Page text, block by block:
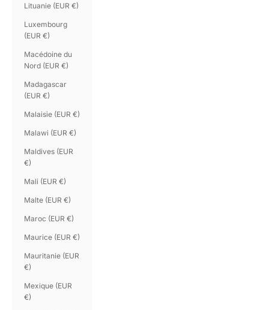
Lituanie (EUR €)
Luxembourg
(EUR €)
Macédoine du
Nord (EUR €)
Madagascar
(EUR €)
Malaisie (EUR €)
Malawi (EUR €)
Maldives (EUR
€)
Mali (EUR €)
Malte (EUR €)
Maroc (EUR €)
Maurice (EUR €)
Mauritanie (EUR
€)
Mexique (EUR
€)